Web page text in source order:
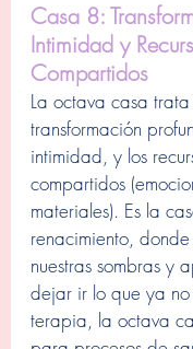
Casa 8:
Intimidad y
Compartidos
La octava casa
transformación
intimidad, y los
compartidos
materiales). Es la
renacimiento,
nuestras sombras y
dejar ir lo que ya no
terapia, la octava